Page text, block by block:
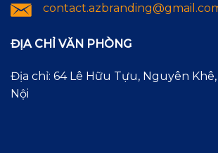
ĐỊA CHỈ VĂN PHÒNG
Địa chỉ: 64 Lê Hữu Tựu, Nguyên
Nội